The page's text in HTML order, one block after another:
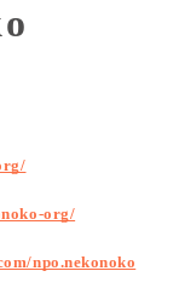
org/
npo.nekonoko